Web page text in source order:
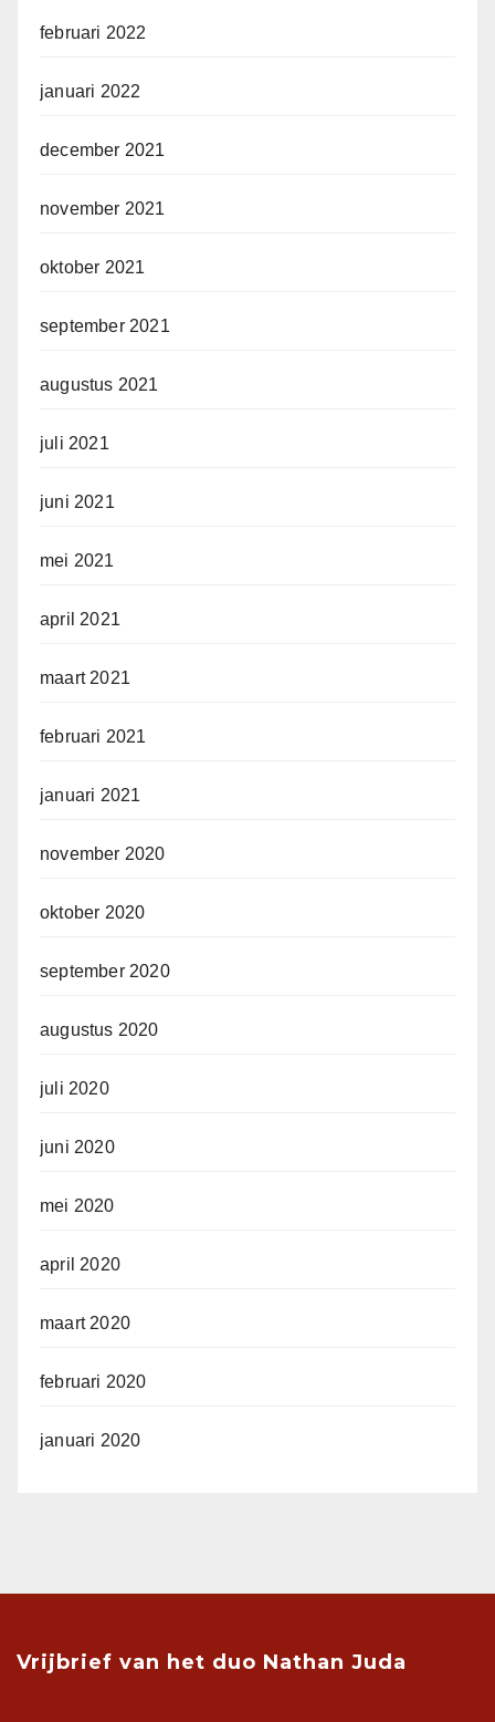
februari 2022
januari 2022
december 2021
november 2021
oktober 2021
september 2021
augustus 2021
juli 2021
juni 2021
mei 2021
april 2021
maart 2021
februari 2021
januari 2021
november 2020
oktober 2020
september 2020
augustus 2020
juli 2020
juni 2020
mei 2020
april 2020
maart 2020
februari 2020
januari 2020
Vrijbrief van het duo Nathan Juda